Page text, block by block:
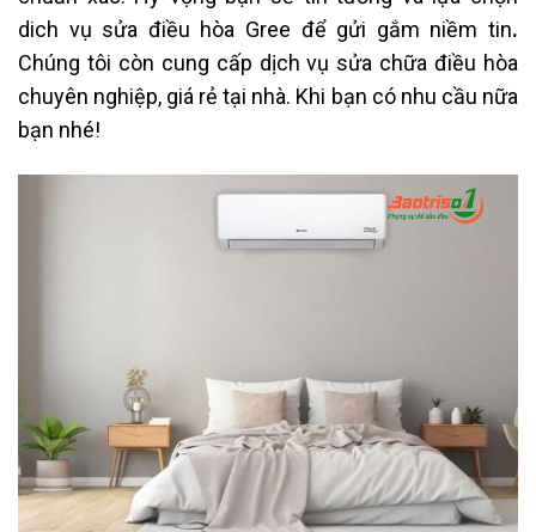
dich vụ sửa điều hòa Gree để gửi gắm niềm tin.
Chúng tôi còn cung cấp dịch vụ sửa chữa điều hòa
chuyên nghiệp, giá rẻ tại nhà. Khi bạn có nhu cầu nữa
bạn nhé!